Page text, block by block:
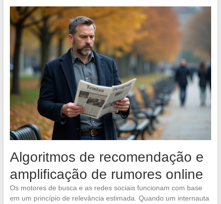
Algoritmos de recomendação e
amplificação de rumores online
Os motores de busca e as redes sociais funcionam com base
em um princípio de relevância estimada. Quando um internauta